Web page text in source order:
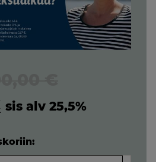
price
Current
is:
sis alv 25,5%